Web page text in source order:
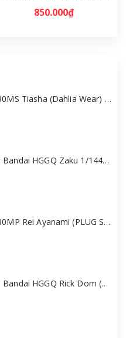
850.000₫
Mô hình Bandai 30MS Tiasha (Dahlia Wear) [Color B] [GDB] [30MS]
Mô hình Gundam Bandai HGGQ Zaku 1/144 – MSG GQuuuuuuX [GDB] [BHG]
Mô hình Bandai 30MP Rei Ayanami (PLUG SUIT Ver.) – Evangelion [GDB] [30MP]
Mô hình Gundam Bandai HGGQ Rick Dom (Gaia / Ortega) 1/144 [GDB] [BHG]